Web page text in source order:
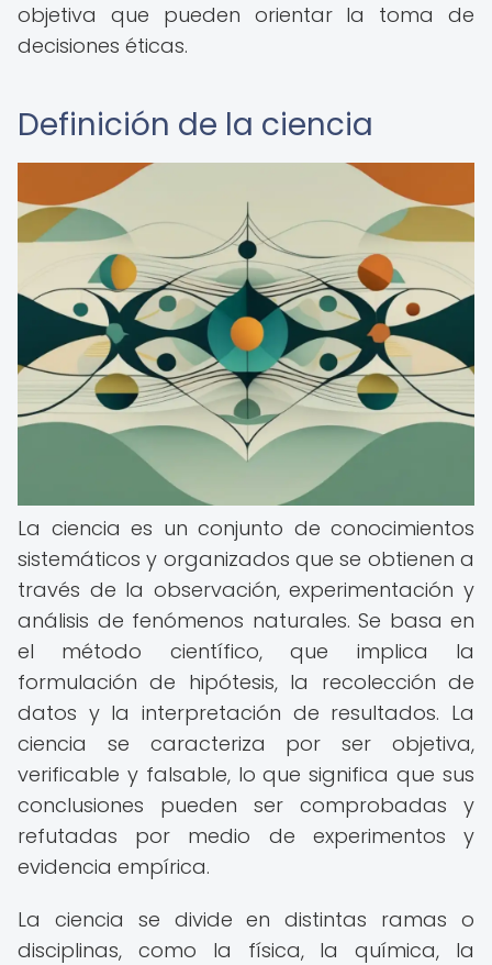
objetiva que pueden orientar la toma de
decisiones éticas.
Definición de la ciencia
La ciencia es un conjunto de conocimientos
sistemáticos y organizados que se obtienen a
través de la observación, experimentación y
análisis de fenómenos naturales. Se basa en
el método científico, que implica la
formulación de hipótesis, la recolección de
datos y la interpretación de resultados. La
ciencia se caracteriza por ser objetiva,
verificable y falsable, lo que significa que sus
conclusiones pueden ser comprobadas y
refutadas por medio de experimentos y
evidencia empírica.
La ciencia se divide en distintas ramas o
disciplinas, como la física, la química, la